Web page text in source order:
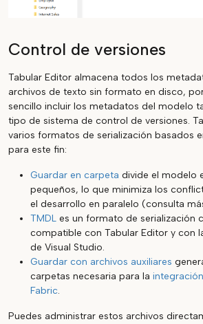
Control de versiones
Tabular Editor almacena todos los
archivos de texto sin formato en disco,
sencillo incluir los metadatos del modelo
tipo de sistema de control de versiones.
varios formatos de serialización basados
para este fin:
Guardar en carpeta divide el modelo
pequeños, lo que minimiza los
el desarrollo en paralelo (consulta
TMDL es un formato de serialización
compatible con Tabular Editor y con
de Visual Studio.
Guardar con archivos auxiliares
carpetas necesaria para la
Fabric.
Puedes administrar estos archivos